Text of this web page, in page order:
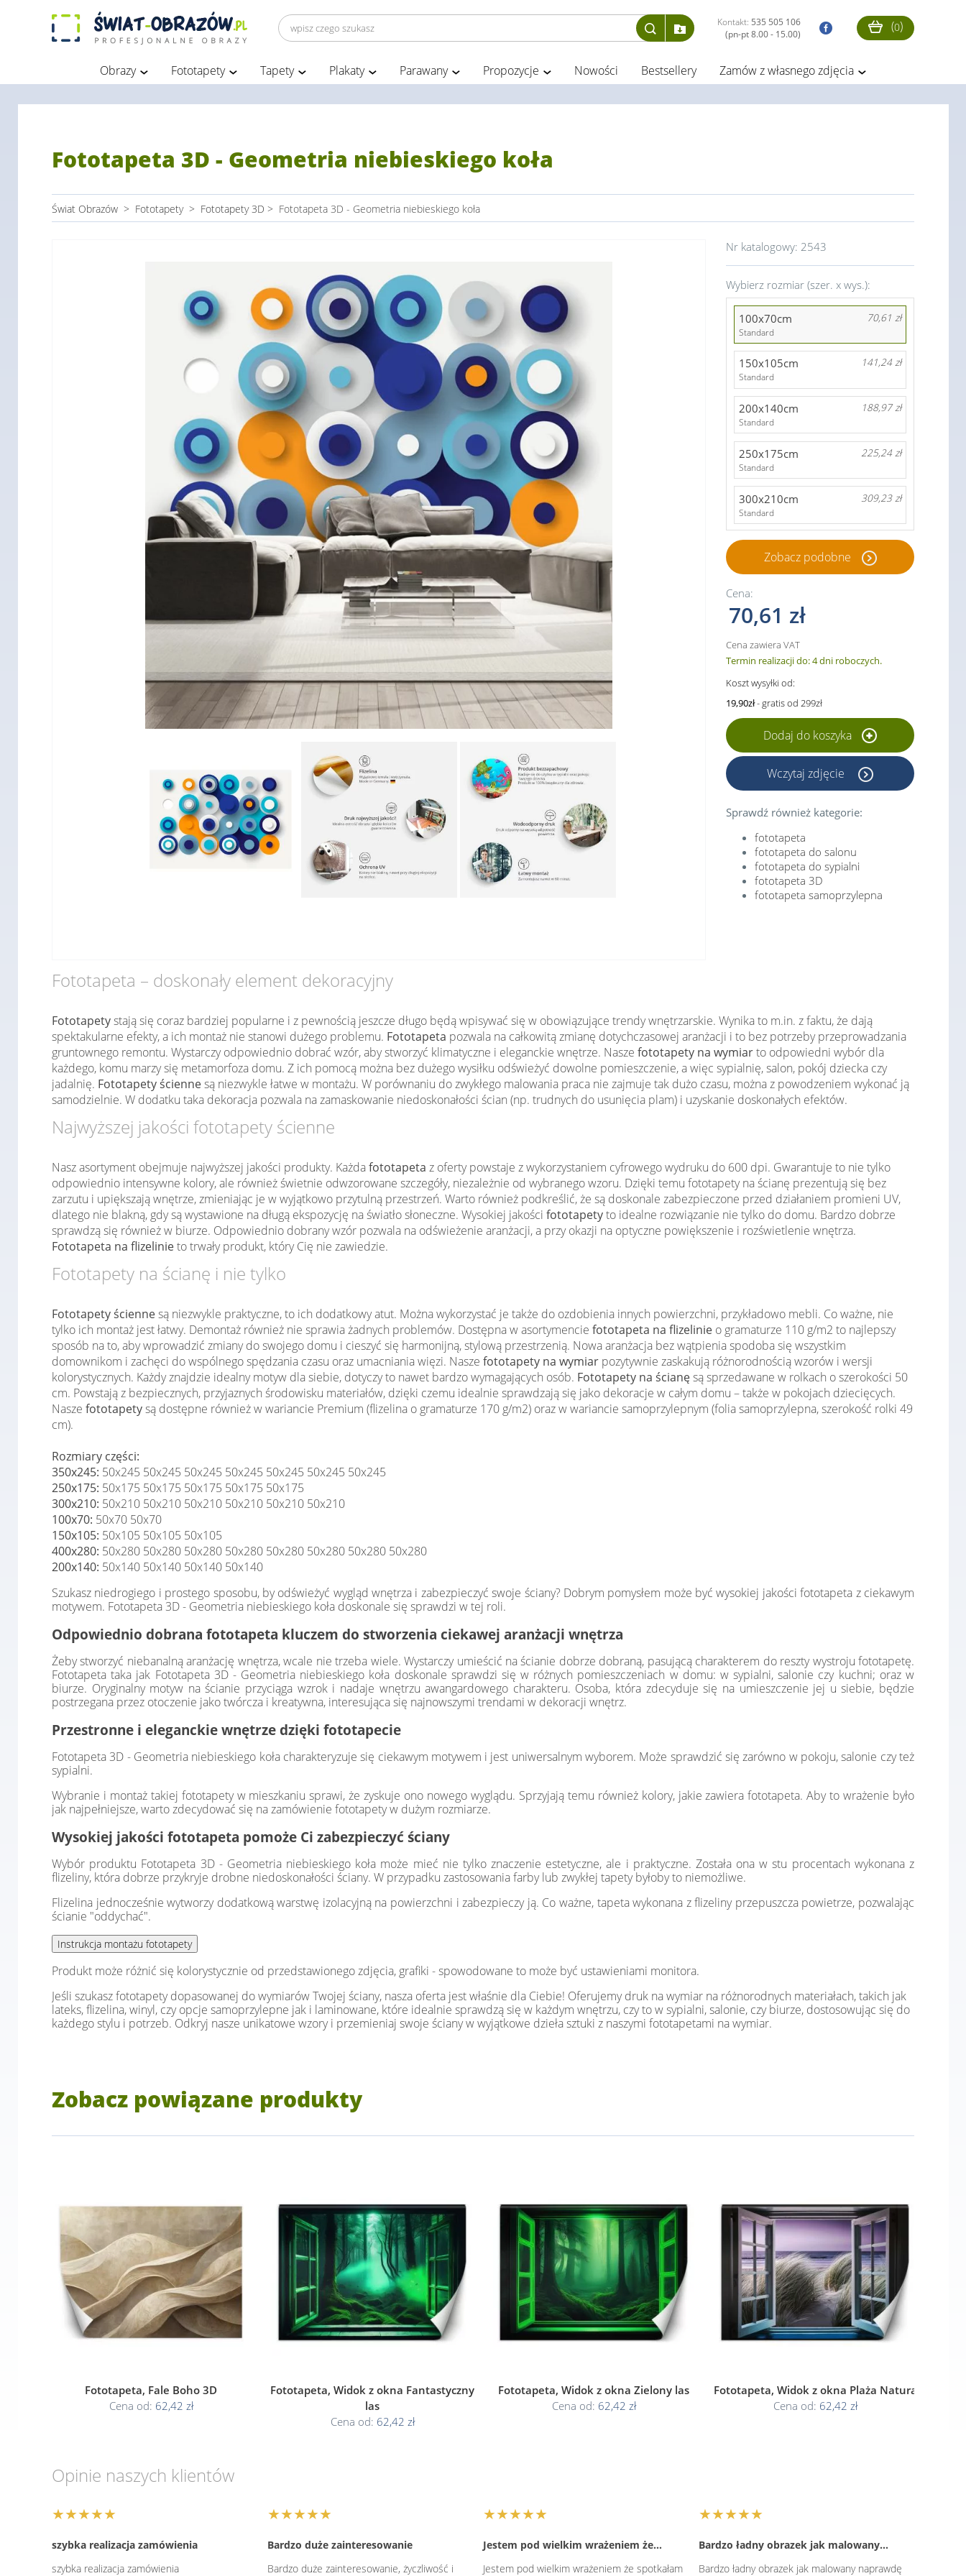
Kontakt: 535 505 106
(pn-pt 8.00 - 15.00)
(0)
Obrazy Fototapety Tapety Plakaty Parawany Propozycje Nowości Bestsellery Zamów z własnego zdjęcia
Fototapeta 3D - Geometria niebieskiego koła
Świat Obrazów > Fototapety > Fototapety 3D > Fototapeta 3D - Geometria niebieskiego koła
Nr katalogowy: 2543
Wybierz rozmiar (szer. x wys.):
100x70cm 70,61 zł
Standard
150x105cm 141,24 zł
Standard
200x140cm 188,97 zł
Standard
250x175cm 225,24 zł
Standard
300x210cm 309,23 zł
Standard
Zobacz podobne
Cena:
70,61 zł
Cena zawiera VAT
Termin realizacji do: 4 dni roboczych.
Koszt wysyłki od:
19,90zł- gratis od 299zł
Dodaj do koszyka
Wczytaj zdjęcie
Sprawdź również kategorie:
fototapeta
fototapeta do salonu
fototapeta do sypialni
fototapeta 3D
fototapeta samoprzylepna
Fototapeta – doskonały element dekoracyjny
Fototapetystają się coraz bardziej popularne i z pewnością jeszcze długo będą wpisywać się w obowiązujące trendy wnętrzarskie. Wynika to m.in. z faktu, że dają
spektakularne efekty, a ich montaż nie stanowi dużego problemu. Fototapeta pozwala na całkowitą zmianę dotychczasowej aranżacji i to bez potrzeby przeprowadzania
gruntownego remontu. Wystarczy odpowiednio dobrać wzór, aby stworzyć klimatyczne i eleganckie wnętrze. Nasze fototapety na wymiarto odpowiedni wybór dla
każdego, komu marzy się metamorfoza domu. Z ich pomocą można bez dużego wysiłku odświeżyć dowolne pomieszczenie, a więc sypialnię, salon, pokój dziecka czy
jadalnię. Fototapety ściennesą niezwykle łatwe w montażu. W porównaniu do zwykłego malowania praca nie zajmuje tak dużo czasu, można z powodzeniem wykonać ją
samodzielnie. W dodatku taka dekoracja pozwala na zamaskowanie niedoskonałości ścian (np. trudnych do usunięcia plam) i uzyskanie doskonałych efektów.
Najwyższej jakości fototapety ścienne
Nasz asortyment obejmuje najwyższej jakości produkty. Każdafototapeta z oferty powstaje z wykorzystaniem cyfrowego wydruku do 600 dpi. Gwarantuje to nie tylko
odpowiednio intensywne kolory, ale również świetnie odwzorowane szczegóły, niezależnie od wybranego wzoru. Dzięki temu fototapety na ścianę prezentują się bez
zarzutu i upiększają wnętrze, zmieniając je w wyjątkowo przytulną przestrzeń. Warto również podkreślić, że są doskonale zabezpieczone przed działaniem promieni UV,
dlatego nie blakną, gdy są wystawione na długą ekspozycję na światło słoneczne. Wysokiej jakości fototapetyto idealne rozwiązanie nie tylko do domu. Bardzo dobrze
sprawdzą się również w biurze. Odpowiednio dobrany wzór pozwala na odświeżenie aranżacji, a przy okazji na optyczne powiększenie i rozświetlenie wnętrza.
Fototapeta na flizelinieto trwały produkt, który Cię nie zawiedzie.
Fototapety na ścianę i nie tylko
Fototapety ściennesą niezwykle praktyczne, to ich dodatkowy atut. Można wykorzystać je także do ozdobienia innych powierzchni, przykładowo mebli. Co ważne, nie
tylko ich montaż jest łatwy. Demontaż również nie sprawia żadnych problemów. Dostępna w asortymencie fototapeta na flizelinie o gramaturze 110 g/m2 to najlepszy
sposób na to, aby wprowadzić zmiany do swojego domu i cieszyć się harmonijną, stylową przestrzenią. Nowa aranżacja bez wątpienia spodoba się wszystkim
domownikom i zachęci do wspólnego spędzania czasu oraz umacniania więzi. Nasze fototapety na wymiar pozytywnie zaskakują różnorodnością wzorów i wersji
kolorystycznych. Każdy znajdzie idealny motyw dla siebie, dotyczy to nawet bardzo wymagających osób. Fototapety na ścianęsą sprzedawane w rolkach o szerokości 50
cm. Powstają z bezpiecznych, przyjaznych środowisku materiałów, dzięki czemu idealnie sprawdzają się jako dekoracje w całym domu – także w pokojach dziecięcych.
Nasze fototapetysą dostępne również w wariancie Premium (flizelina o gramaturze 170 g/m2) oraz w wariancie samoprzylepnym (folia samoprzylepna, szerokość rolki 49
cm).
Rozmiary części:
350x245: 50x245 50x245 50x245 50x245 50x245 50x245 50x245
250x175: 50x175 50x175 50x175 50x175 50x175
300x210: 50x210 50x210 50x210 50x210 50x210 50x210
100x70: 50x70 50x70
150x105: 50x105 50x105 50x105
400x280: 50x280 50x280 50x280 50x280 50x280 50x280 50x280 50x280
200x140: 50x140 50x140 50x140 50x140
Szukasz niedrogiego i prostego sposobu, by odświeżyć wygląd wnętrza i zabezpieczyć swoje ściany? Dobrym pomysłem może być wysokiej jakości fototapeta z ciekawym
motywem. Fototapeta 3D - Geometria niebieskiego koła doskonale się sprawdzi w tej roli.
Odpowiednio dobrana fototapeta kluczem do stworzenia ciekawej aranżacji wnętrza
Żeby stworzyć niebanalną aranżację wnętrza, wcale nie trzeba wiele. Wystarczy umieścić na ścianie dobrze dobraną, pasującą charakterem do reszty wystroju fototapetę.
Fototapeta taka jak Fototapeta 3D - Geometria niebieskiego koła doskonale sprawdzi się w różnych pomieszczeniach w domu: w sypialni, salonie czy kuchni; oraz w
biurze. Oryginalny motyw na ścianie przyciąga wzrok i nadaje wnętrzu awangardowego charakteru. Osoba, która zdecyduje się na umieszczenie jej u siebie, będzie
postrzegana przez otoczenie jako twórcza i kreatywna, interesująca się najnowszymi trendami w dekoracji wnętrz.
Przestronne i eleganckie wnętrze dzięki fototapecie
Fototapeta 3D - Geometria niebieskiego koła charakteryzuje się ciekawym motywem i jest uniwersalnym wyborem. Może sprawdzić się zarówno w pokoju, salonie czy też
sypialni.
Wybranie i montaż takiej fototapety w mieszkaniu sprawi, że zyskuje ono nowego wyglądu. Sprzyjają temu również kolory, jakie zawiera fototapeta. Aby to wrażenie było
jak najpełniejsze, warto zdecydować się na zamówienie fototapety w dużym rozmiarze.
Wysokiej jakości fototapeta pomoże Ci zabezpieczyć ściany
Wybór produktu Fototapeta 3D - Geometria niebieskiego koła może mieć nie tylko znaczenie estetyczne, ale i praktyczne. Została ona w stu procentach wykonana z
flizeliny, która dobrze przykryje drobne niedoskonałości ściany. W przypadku zastosowania farby lub zwykłej tapety byłoby to niemożliwe.
Flizelina jednocześnie wytworzy dodatkową warstwę izolacyjną na powierzchni i zabezpieczy ją. Co ważne, tapeta wykonana z flizeliny przepuszcza powietrze, pozwalając
ścianie "oddychać".
Produkt może różnić się kolorystycznie od przedstawionego zdjęcia, grafiki - spowodowane to może być ustawieniami monitora.
Jeśli szukasz fototapety dopasowanej do wymiarów Twojej ściany, nasza oferta jest właśnie dla Ciebie! Oferujemy druk na wymiar na różnorodnych materiałach, takich jak
lateks, flizelina, winyl, czy opcje samoprzylepne jak i laminowane, które idealnie sprawdzą się w każdym wnętrzu, czy to w sypialni, salonie, czy biurze, dostosowując się do
każdego stylu i potrzeb. Odkryj nasze unikatowe wzory i przemieniaj swoje ściany w wyjątkowe dzieła sztuki z naszymi fototapetami na wymiar.
Zobacz powiązane produkty
Fototapeta, Fale Boho 3D
Cena od: 62,42 zł
Fototapeta, Widok z okna Fantastyczny
las
Cena od: 62,42 zł
Fototapeta, Widok z okna Zielony las
Cena od: 62,42 zł
Fototapeta, Widok z okna Plaża Natura
Cena od: 62,42 zł
Opinie naszych klientów
★★★★★
szybka realizacja zamówienia
szybka realizacja zamówienia
★★★★★
Bardzo duże zainteresowanie
Bardzo duże zainteresowanie, życzliwość i
★★★★★
Jestem pod wielkim wrażeniem że…
Jestem pod wielkim wrażeniem że spotkałam
★★★★★
Bardzo ładny obrazek jak malowany…
Bardzo ładny obrazek jak malowany naprawdę